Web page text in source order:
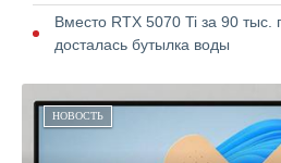
Вместо RTX 5070 Ti за 90 тыс.
досталась бутылка воды
НОВОСТЬ